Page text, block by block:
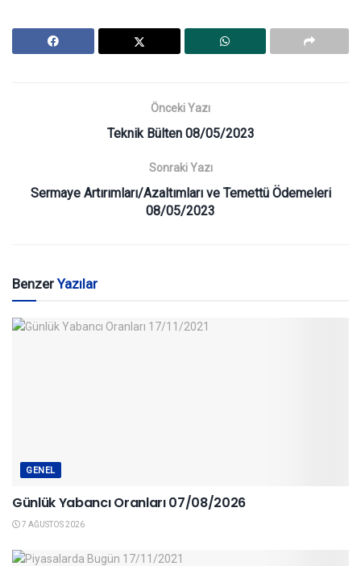
Önceki Yazı
Teknik Bülten 08/05/2023
Sonraki Yazı
Sermaye Artırımları/Azaltımları ve Temettü Ödemeleri
08/05/2023
BenzerYazılar
GENEL
Günlük Yabancı Oranları 07/08/2026
7 AĞUSTOS 2026